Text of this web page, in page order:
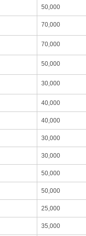
50,000
70,000
70,000
50,000
30,000
40,000
40,000
30,000
30,000
50,000
50,000
25,000
35,000